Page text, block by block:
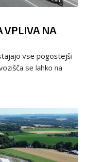
VPLIVA NA
vse pogostejši
se lahko na